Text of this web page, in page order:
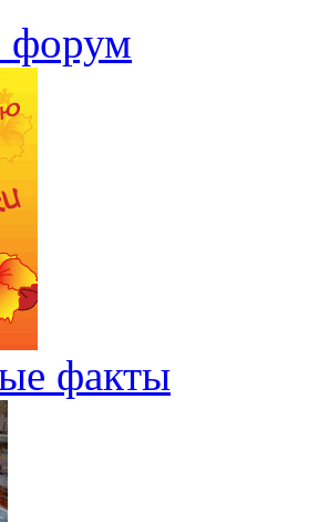
форум
факты